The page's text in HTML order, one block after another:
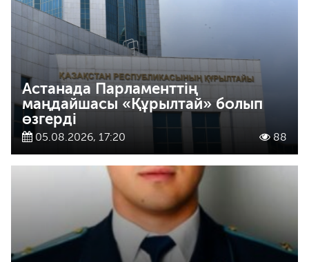
Астанада Парламенттің
маңдайшасы «Құрылтай» болып
өзгерді
05.08.2026, 17:20 88